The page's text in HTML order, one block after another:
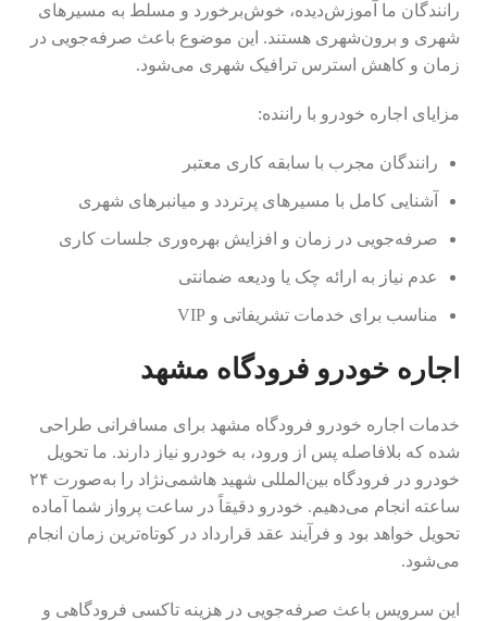
رانندگان ما آموزش‌دیده، خوش‌برخورد و مسلط به مسیرهای
شهری و برون‌شهری هستند. این موضوع باعث صرفه‌جویی در
زمان و کاهش استرس ترافیک شهری می‌شود.
مزایای اجاره خودرو با راننده:
رانندگان مجرب با سابقه کاری معتبر
آشنایی کامل با مسیرهای پرتردد و میانبرهای شهری
صرفه‌جویی در زمان و افزایش بهره‌وری جلسات کاری
عدم نیاز به ارائه چک یا ودیعه ضمانتی
مناسب برای خدمات تشریفاتی و VIP
اجاره خودرو فرودگاه مشهد
خدمات اجاره خودرو فرودگاه مشهد برای مسافرانی طراحی
شده که بلافاصله پس از ورود، به خودرو نیاز دارند. ما تحویل
خودرو در فرودگاه بین‌المللی شهید هاشمی‌نژاد را به‌صورت ۲۴
ساعته انجام می‌دهیم. خودرو دقیقاً در ساعت پرواز شما آماده
تحویل خواهد بود و فرآیند عقد قرارداد در کوتاه‌ترین زمان انجام
می‌شود.
این سرویس باعث صرفه‌جویی در هزینه تاکسی فرودگاهی و